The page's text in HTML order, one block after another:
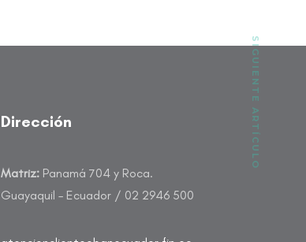
SIGUIENTE ARTÍCULO
Dirección
Matriz: Panamá 704 y Roca.
Guayaquil – Ecuador / 02 2946 500